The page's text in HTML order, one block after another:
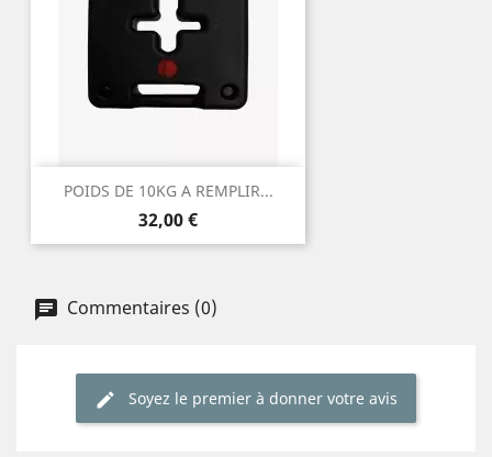
POIDS DE 10KG A REMPLIR...
Prix
32,00 €
Commentaires (0)
Soyez le premier à donner votre avis